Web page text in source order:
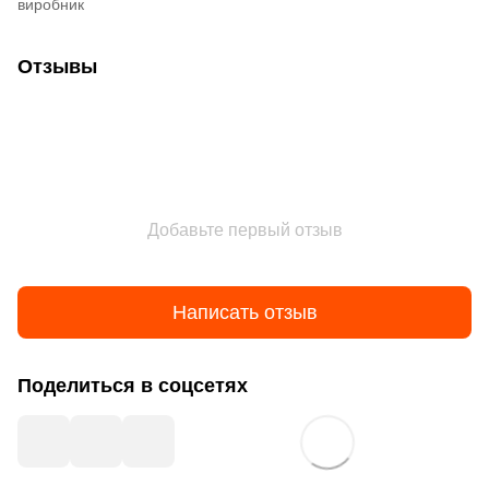
виробник
Отзывы
Добавьте первый отзыв
Написать отзыв
Поделиться в соцсетях